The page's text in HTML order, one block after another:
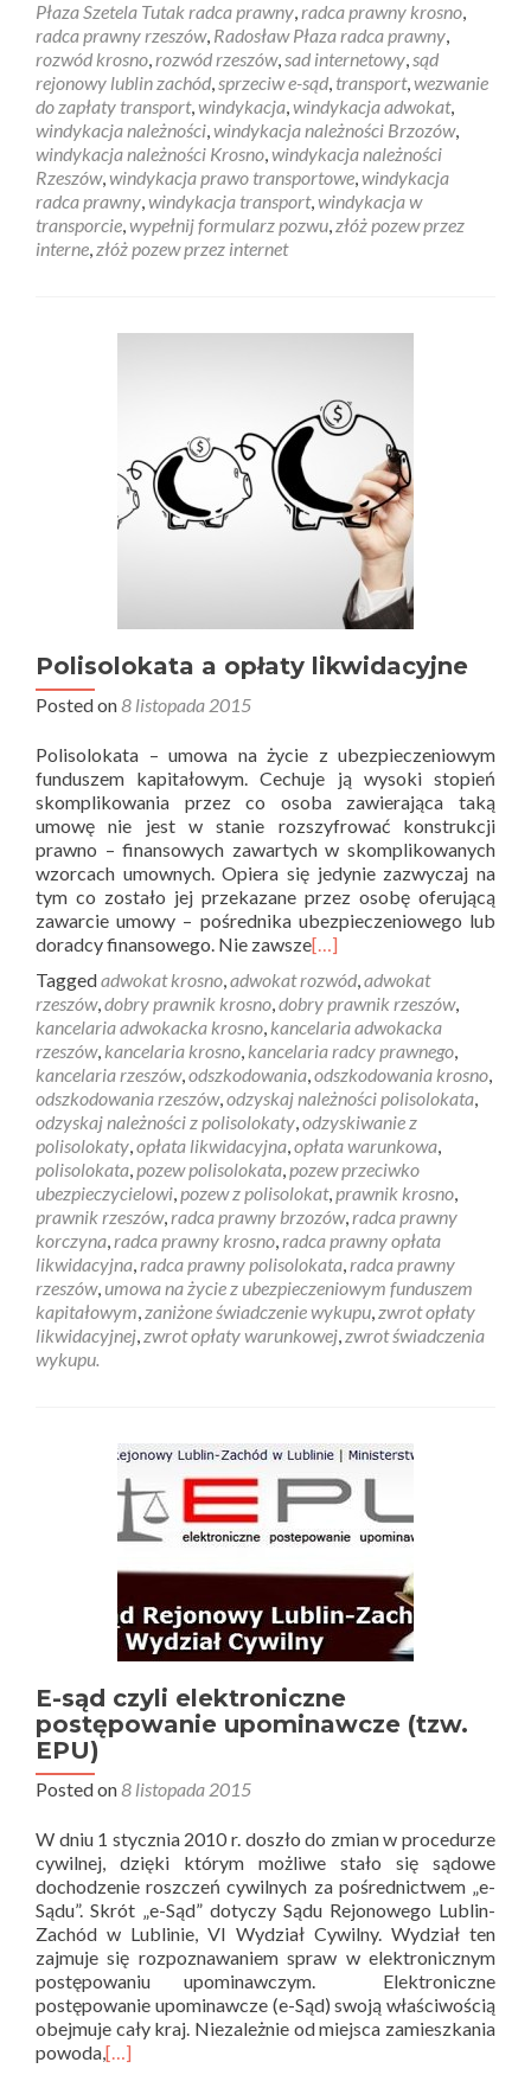
Płaza Szetela Tutak radca prawny,radca prawny krosno,
radca prawny rzeszów, Radosław Płaza radca prawny,
rozwód krosno,rozwód rzeszów,sad internetowy,sąd
rejonowy lublin zachód,sprzeciw e-sąd, transport,wezwanie
do zapłaty transport,windykacja,windykacja adwokat,
windykacja należności,windykacja należności Brzozów,
windykacja należności Krosno,windykacja należności
Rzeszów,windykacja prawo transportowe,windykacja
radca prawny,windykacja transport,windykacja w
transporcie,wypełnij formularz pozwu,złóż pozew przez
interne,złóż pozew przez internet
Polisolokata a opłaty likwidacyjne
Posted on8 listopada 2015
Polisolokata – umowa na życie z ubezpieczeniowym
funduszem kapitałowym. Cechuje ją wysoki stopień
skomplikowania przez co osoba zawierająca taką
umowę nie jest w stanie rozszyfrować konstrukcji
prawno – finansowych zawartych w skomplikowanych
wzorcach umownych. Opiera się jedynie zazwyczaj na
tym co zostało jej przekazane przez osobę oferującą
zawarcie umowy – pośrednika ubezpieczeniowego lub
doradcy finansowego. Nie zawsze[…]
Taggedadwokat krosno,adwokat rozwód,adwokat
rzeszów,dobry prawnik krosno,dobry prawnik rzeszów,
kancelaria adwokacka krosno, kancelaria adwokacka
rzeszów, kancelaria krosno, kancelaria radcy prawnego,
kancelaria rzeszów,odszkodowania,odszkodowania krosno,
odszkodowania rzeszów,odzyskaj należności polisolokata,
odzyskaj należności z polisolokaty,odzyskiwanie z
polisolokaty,opłata likwidacyjna,opłata warunkowa,
polisolokata,pozew polisolokata,pozew przeciwko
ubezpieczycielowi,pozew z polisolokat,prawnik krosno,
prawnik rzeszów,radca prawny brzozów,radca prawny
korczyna,radca prawny krosno,radca prawny opłata
likwidacyjna,radca prawny polisolokata,radca prawny
rzeszów,umowa na życie z ubezpieczeniowym funduszem
kapitałowym,zaniżone świadczenie wykupu,zwrot opłaty
likwidacyjnej,zwrot opłaty warunkowej,zwrot świadczenia
wykupu.
E-sąd czyli elektroniczne
postępowanie upominawcze (tzw.
EPU)
Posted on8 listopada 2015
W dniu 1 stycznia 2010 r. doszło do zmian w procedurze
cywilnej, dzięki którym możliwe stało się sądowe
dochodzenie roszczeń cywilnych za pośrednictwem „e-
Sądu”. Skrót „e-Sąd” dotyczy Sądu Rejonowego Lublin-
Zachód w Lublinie, VI Wydział Cywilny. Wydział ten
zajmuje się rozpoznawaniem spraw w elektronicznym
postępowaniu upominawczym. Elektroniczne
postępowanie upominawcze (e-Sąd) swoją właściwością
obejmuje cały kraj. Niezależnie od miejsca zamieszkania
powoda,[…]